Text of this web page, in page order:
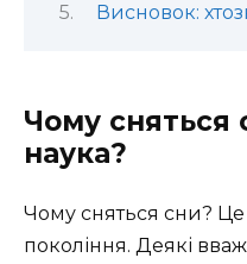
Висновок:
Чому сняться
наука?
Чому сняться сни?
покоління. Деякі